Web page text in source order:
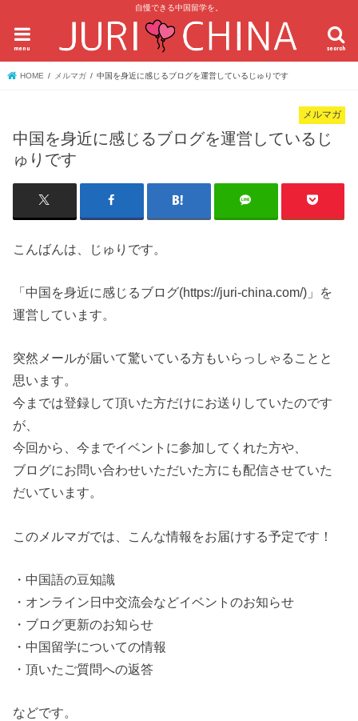
自慢できる中国留学を。
search
menu
HOME メルマガ 中国を身近に感じるブログを運営しているじゅりです
メルマガ
中国を身近に感じるブログを運営しているじ
ゅりです
こんばんは、じゅりです。
「中国を身近に感じるブログ(https://juri-china.com/)」を
運営しています。
突然メールが届いて驚いている方もいらっしゃることと
思います。
今までは登録して頂いた方だけにお送りしていたのです
が、
今回から、今までイベントに参加してくれた方や、
ブログにお問い合わせいただいた方にも配信させていた
だいています。
このメルマガでは、こんな情報をお届けする予定です！
・中国語の豆知識
・オンライン日中交流会などイベントのお知らせ
・ブログ更新のお知らせ
・中国留学についての情報
・頂いたご質問への返答
などです。